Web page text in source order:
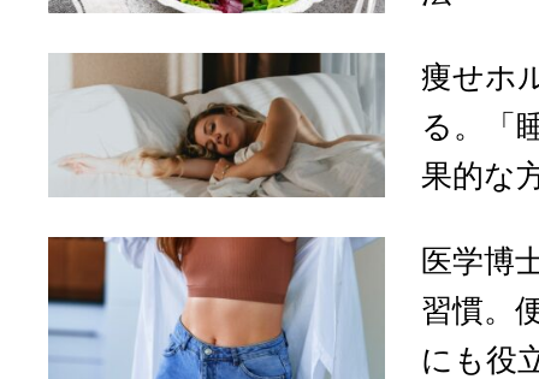
痩せホ
る。「
果的な
医学博
習慣。
にも役